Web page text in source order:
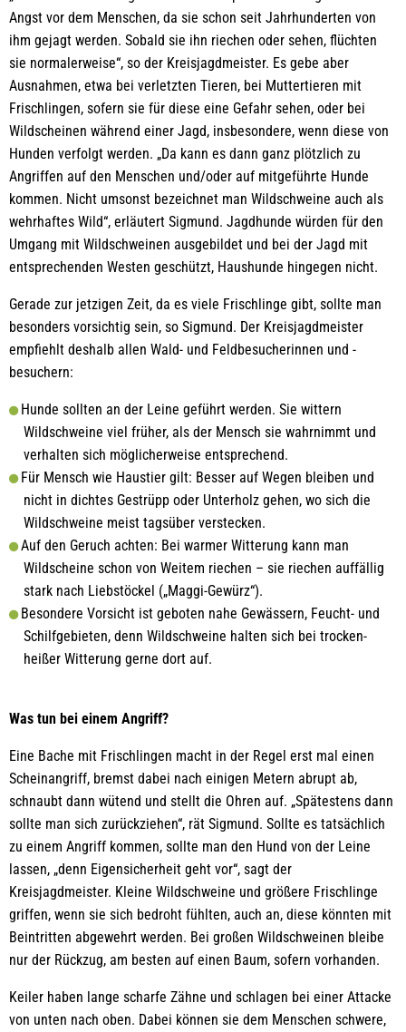
Angst vor dem Menschen, da sie schon seit Jahrhunderten von
ihm gejagt werden. Sobald sie ihn riechen oder sehen, flüchten
sie normalerweise“, so der Kreisjagdmeister. Es gebe aber
Ausnahmen, etwa bei verletzten Tieren, bei Muttertieren mit
Frischlingen, sofern sie für diese eine Gefahr sehen, oder bei
Wildscheinen während einer Jagd, insbesondere, wenn diese von
Hunden verfolgt werden. „Da kann es dann ganz plötzlich zu
Angriffen auf den Menschen und/oder auf mitgeführte Hunde
kommen. Nicht umsonst bezeichnet man Wildschweine auch als
wehrhaftes Wild“, erläutert Sigmund. Jagdhunde würden für den
Umgang mit Wildschweinen ausgebildet und bei der Jagd mit
entsprechenden Westen geschützt, Haushunde hingegen nicht.
Gerade zur jetzigen Zeit, da es viele Frischlinge gibt, sollte man
besonders vorsichtig sein, so Sigmund. Der Kreisjagdmeister
empfiehlt deshalb allen Wald- und Feldbesucherinnen und -
besuchern:
Hunde sollten an der Leine geführt werden. Sie wittern
Wildschweine viel früher, als der Mensch sie wahrnimmt und
verhalten sich möglicherweise entsprechend.
Für Mensch wie Haustier gilt: Besser auf Wegen bleiben und
nicht in dichtes Gestrüpp oder Unterholz gehen, wo sich die
Wildschweine meist tagsüber verstecken.
Auf den Geruch achten: Bei warmer Witterung kann man
Wildscheine schon von Weitem riechen – sie riechen auffällig
stark nach Liebstöckel („Maggi-Gewürz“).
Besondere Vorsicht ist geboten nahe Gewässern, Feucht- und
Schilfgebieten, denn Wildschweine halten sich bei trocken-
heißer Witterung gerne dort auf.
Was tun bei einem Angriff?
Eine Bache mit Frischlingen macht in der Regel erst mal einen
Scheinangriff, bremst dabei nach einigen Metern abrupt ab,
schnaubt dann wütend und stellt die Ohren auf. „Spätestens dann
sollte man sich zurückziehen“, rät Sigmund. Sollte es tatsächlich
zu einem Angriff kommen, sollte man den Hund von der Leine
lassen, „denn Eigensicherheit geht vor“, sagt der
Kreisjagdmeister. Kleine Wildschweine und größere Frischlinge
griffen, wenn sie sich bedroht fühlten, auch an, diese könnten mit
Beintritten abgewehrt werden. Bei großen Wildschweinen bleibe
nur der Rückzug, am besten auf einen Baum, sofern vorhanden.
Keiler haben lange scharfe Zähne und schlagen bei einer Attacke
von unten nach oben. Dabei können sie dem Menschen schwere,